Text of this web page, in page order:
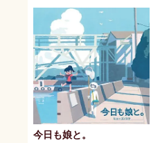
今日も娘と。